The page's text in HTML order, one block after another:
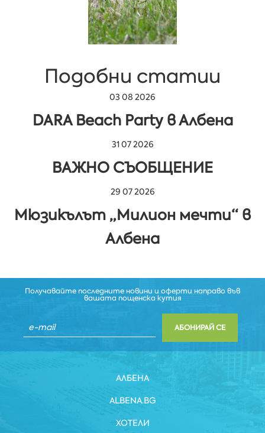
Подобни статии
03 08 2026
DARA Beach Party в Албена
31 07 2026
ВАЖНО СЪОБЩЕНИЕ
29 07 2026
Мюзикълът „Милион мечти“ в
Албена
Получавайте последните новини и оферти направо във
вашата пощенска кутия
АБОНИРАЙ СЕ
АЛБЕНА
ALBENA.BG
ХОТЕЛИ